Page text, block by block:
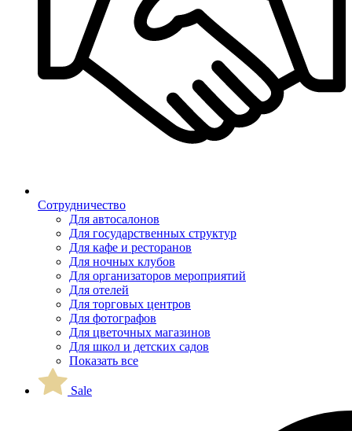
Сотрудничество
Для автосалонов
Для государственных структур
Для кафе и ресторанов
Для ночных клубов
Для организаторов мероприятий
Для отелей
Для торговых центров
Для фотографов
Для цветочных магазинов
Для школ и детских садов
Показать все
Sale